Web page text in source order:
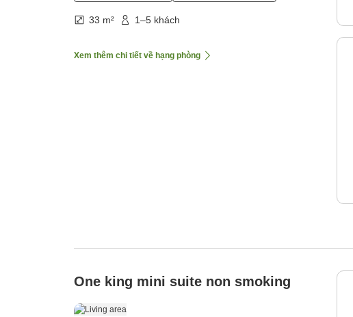
33 m² 1–5 khách
Xem thêm chi tiết về hạng phòng
One king mini suite non smoking